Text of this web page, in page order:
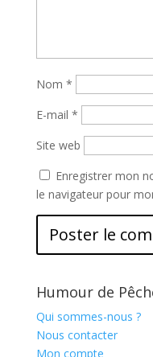
Nom *
E-mail *
Site web
Enregistrer mon
le navigateur pour
Humour de
Qui sommes-nous ?
Nous contacter
Mon compte